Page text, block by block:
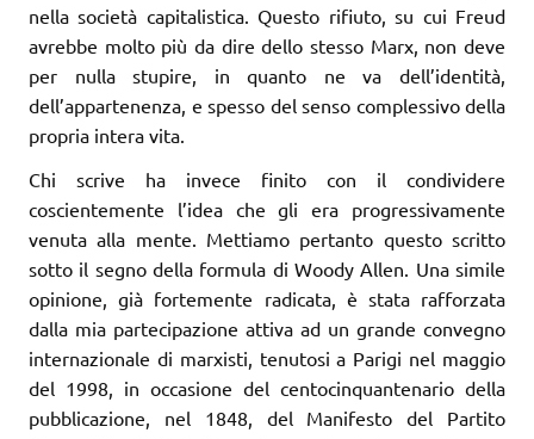
nella società capitalistica. Questo rifiuto, su cui Freud
avrebbe molto più da dire dello stesso Marx, non deve
per nulla stupire, in quanto ne va dell’identità,
dell’appartenenza, e spesso del senso complessivo della
propria intera vita.
Chi scrive ha invece finito con il condividere
coscientemente l’idea che gli era progressivamente
venuta alla mente. Mettiamo pertanto questo scritto
sotto il segno della formula di Woody Allen. Una simile
opinione, già fortemente radicata, è stata rafforzata
dalla mia partecipazione attiva ad un grande convegno
internazionale di marxisti, tenutosi a Parigi nel maggio
del 1998, in occasione del centocinquantenario della
pubblicazione, nel 1848, del Manifesto del Partito